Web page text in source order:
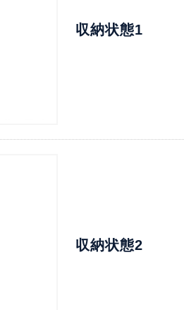
収納状態1
収納状態2